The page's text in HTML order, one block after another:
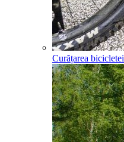
Curățarea bicicletei